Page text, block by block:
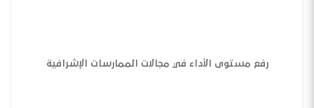
رفع مستوى الأداء في مجالات الممارسات الإشرافية